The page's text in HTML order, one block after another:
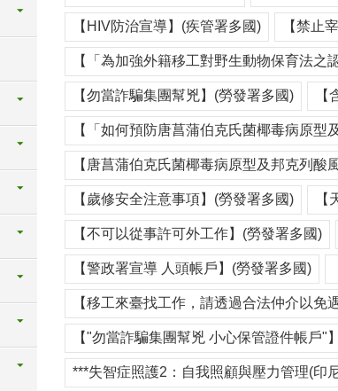
【HIV防治宣導】(疾管署多國) 【禁止
【「為加強外籍移工對野生動物保育法之
【勿當詐騙集團幫兇】(勞發署多國)
【「如何預防唐菖蒲伯克氏菌椰毒病原型
【唐菖蒲伯克氏菌椰毒病原型及邦克列酸
【歲修安全注意事項】(勞發署多國)
【不可以從事許可外工作】(勞發署多國)
【警政署宣導 人頭帳戶】(勞發署多國)
【移工來臺找工作，請透過合法仲介以免
【"勿當詐騙集團幫兇 小心保管證件帳戶"
***失智症照護2：自我照顧與壓力管理(印